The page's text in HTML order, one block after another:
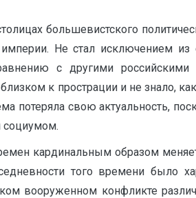
большевистского
Не стал исключением
с другими
к прострации и не знало,
потеряла свою актуальность,
социумом.
кардинальным образом
того времени было
вооруженном конфликте